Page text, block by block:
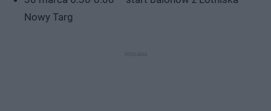
Nowy Targ